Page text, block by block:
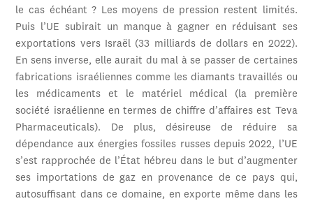
le cas échéant ? Les moyens de pression restent limités.
Puis l’UE subirait un manque à gagner en réduisant ses
exportations vers Israël (33 milliards de dollars en 2022).
En sens inverse, elle aurait du mal à se passer de certaines
fabrications israéliennes comme les diamants travaillés ou
les médicaments et le matériel médical (la première
société israélienne en termes de chiffre d’affaires est Teva
Pharmaceuticals). De plus, désireuse de réduire sa
dépendance aux énergies fossiles russes depuis 2022, l’UE
s’est rapprochée de l’État hébreu dans le but d’augmenter
ses importations de gaz en provenance de ce pays qui,
autosuffisant dans ce domaine, en exporte même dans les